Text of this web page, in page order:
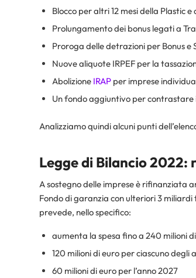
Blocco per altri 12 mesi della Plastic e
Prolungamento dei bonus legati a
Proroga delle detrazioni per Bonus e
Nuove aliquote IRPEF per la
Abolizione IRAP per imprese
Un fondo aggiuntivo per
Analizziamo quindi alcuni punti
Legge di Bilancio
A sostegno delle imprese è rifinanziata
Fondo di garanzia con ulteriori 3
prevede, nello specifico:
aumenta la spesa fino a 240 milioni
120 milioni di euro per ciascuno degli
60 milioni di euro per l’anno 2027